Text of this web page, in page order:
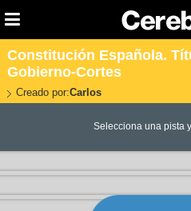
Constitución Española.
Gobierno-Cortes
Creado por:Carlos
Selecciona una pista